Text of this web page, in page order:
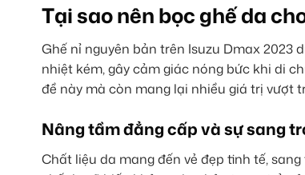
Tại sao nên bọc ghế da
Ghế nỉ nguyên bản trên Isuzu Dmax 2023
nhiệt kém, gây cảm giác nóng bức khi di
đề này mà còn mang lại nhiều giá trị vượt
Nâng tầm đẳng cấp và sự sang
Chất liệu da mang đến vẻ đẹp tinh tế,